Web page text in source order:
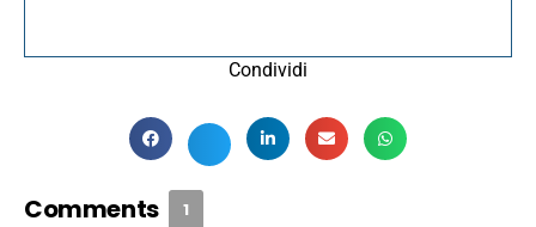
Condividi
Comments 1